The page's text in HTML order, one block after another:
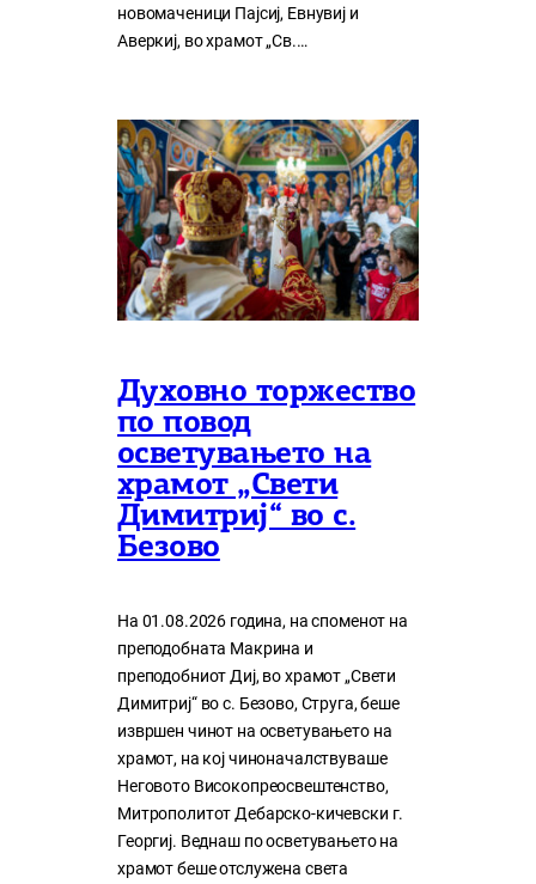
новомаченици Пајсиј, Евнувиј и
Аверкиј, во храмот „Св.…
Духовно торжество
по повод
осветувањето на
храмот „Свети
Димитриј“ во с.
Безово
На 01.08.2026 година, на споменот на
преподобната Макрина и
преподобниот Диј, во храмот „Свети
Димитриј“ во с. Безово, Струга, беше
извршен чинот на осветувањето на
храмот, на кој чиноначалствуваше
Неговото Високопреосвештенство,
Митрополитот Дебарско-кичевски г.
Георгиј. Веднаш по осветувањето на
храмот беше отслужена света